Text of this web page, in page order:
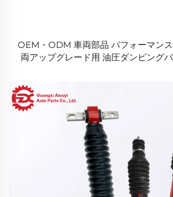
OEM・ODM 車両部品 パフォーマン
両アップグレード用 油圧ダンピング